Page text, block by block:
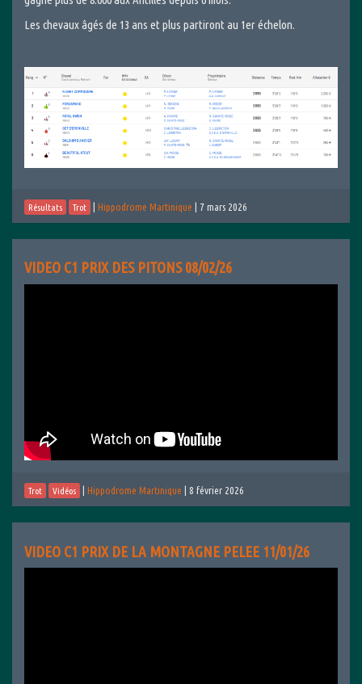
Les chevaux âgés de 13 ans et plus partiront au 1er échelon.
Résultats Trot | Hippodrome Martinique | 7 mars 2026
VIDEO C1 PRIX DES PITONS 08/02/26
Trot Vidéos Hippodrome Martinique 8 février 2026
VIDEO C1 PRIX DE LA MONTAGNE PELEE 11/01/26